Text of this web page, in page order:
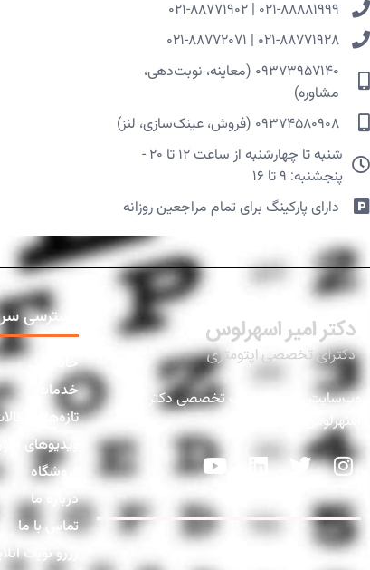
۰۲۱-۸۸۸۸۱۹۹۹ | ۰۲۱-۸۸۷۷۱۹۰۲
۰۲۱-۸۸۷۷۱۹۲۸ | ۰۲۱-۸۸۷۷۲۰۷۱
۰۹۳۷۳۹۵۷۱۴۰ (معاینه، نوبت‌دهی،
مشاوره)
۰۹۳۷۴۵۸۰۹۰۸ (فروش، عینک‌سازی، لنز)
شنبه تا چهارشنبه از ساعت ۱۲ تا ۲۰ -
پنجشنبه: ۹ تا ۱۶
دارای پارکینگ برای تمام مراجعین روزانه​
وب‌سایت رسمی کلینیک تخصصی دکتر
اسهرلوس
دسترسی
خانه
خدمات
تازه‌ها و
ویدیوهای
فروشگاه
درباره ما
تماس با ما
رزرو نوبت